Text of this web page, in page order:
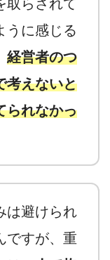
取らされて
うに感じる
経営者のつ
考えないと
られなかっ
は避けられ
ですが、重